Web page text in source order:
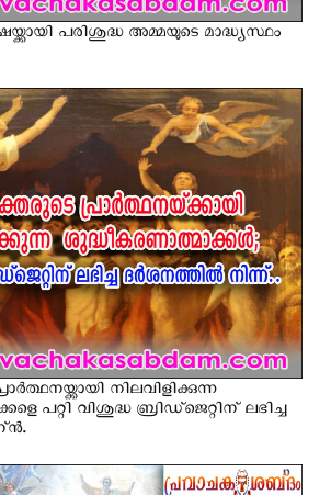
പരിശുദ്ധ അമ്മയുടെ മാദ്ധ്യസ്ഥം
നിലവിളിക്കുന്ന
പറ്റി വിശുദ്ധ ബ്രിഡ്‌ജെറ്റിന് ലഭിച്ച